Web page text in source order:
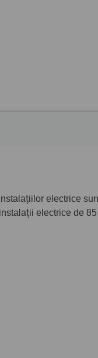
electrice
electrice de